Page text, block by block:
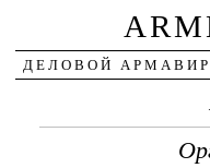
ДЕЛОВОЙ